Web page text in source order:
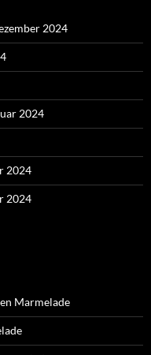
2024
2024
2024
2024
Marmelade